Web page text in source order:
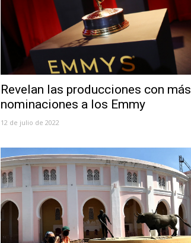
Revelan las producciones con más
nominaciones a los Emmy
12 de julio de 2022